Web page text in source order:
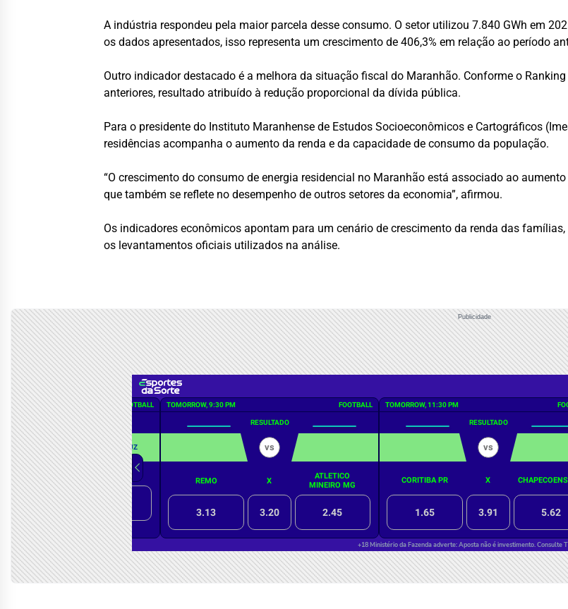
A indústria respondeu pela maior parcela desse consumo. O setor utilizou 7.840 GWh em
os dados apresentados, isso representa um crescimento de 406,3% em relação ao período
Outro indicador destacado é a melhora da situação fiscal do Maranhão. Conforme o
anteriores, resultado atribuído à redução proporcional da dívida pública.
Para o presidente do Instituto Maranhense de Estudos Socioeconômicos e Cartográficos
residências acompanha o aumento da renda e da capacidade de consumo da população.
“O crescimento do consumo de energia residencial no Maranhão está associado ao
que também se reflete no desempenho de outros setores da economia”, afirmou.
Os indicadores econômicos apontam para um cenário de crescimento da renda das
os levantamentos oficiais utilizados na análise.
Publicidade